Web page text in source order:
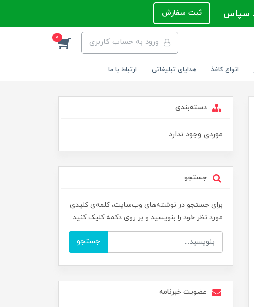
ثبت سفارش
ورود به حساب کاربری 0
انواع کاغذ هدایای تبلیغاتی ارتباط با ما
دسته‌بندی
موردی وجود ندارد.
جستجو
برای جستجو در نوشته‌های وب‌سایت، کلمه‌ی کلیدی
مورد نظر خود را بنویسید و بر روی دکمه کلیک کنید.
جستجو
عضویت خبرنامه